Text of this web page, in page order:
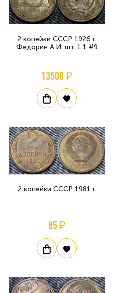
2 копейки СССР 1926 г.
Федорин А.И. шт. 1.1 #9
13500 ₽
2 копейки СССР 1981 г.
85 ₽